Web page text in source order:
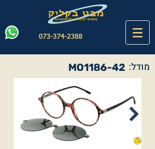
073-374-2388
MO1186-42 מודל: